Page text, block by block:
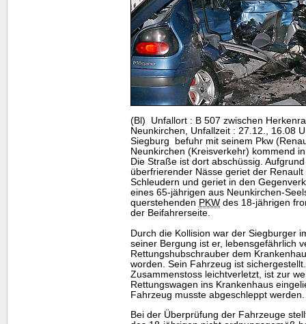
(Bl) Unfallort : B 507 zwischen
Neunkirchen, Unfallzeit : 27.12., 16.08
Siegburg befuhr mit seinem Pkw
Neunkirchen (Kreisverkehr) kommend
Die Straße ist dort abschüssig.
überfrierender Nässe geriet der
Schleudern und geriet in den
eines 65-jährigen aus Neunkirchen-
querstehenden PKW des 18-jährigen
der Beifahrerseite.
Durch die Kollision war der Siegburger
seiner Bergung ist er, lebensgefährlich
Rettungshubschrauber dem
worden. Sein Fahrzeug ist
Zusammenstoss leichtverletzt, ist zur
Rettungswagen ins Krankenhaus
Fahrzeug musste abgeschleppt werden.
Bei der Überprüfung der Fahrzeuge